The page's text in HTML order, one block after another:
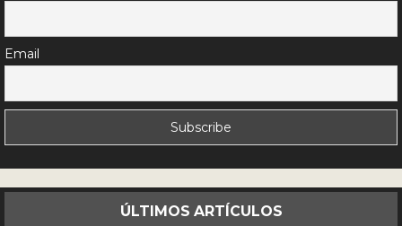
Email
ÚLTIMOS ARTÍCULOS